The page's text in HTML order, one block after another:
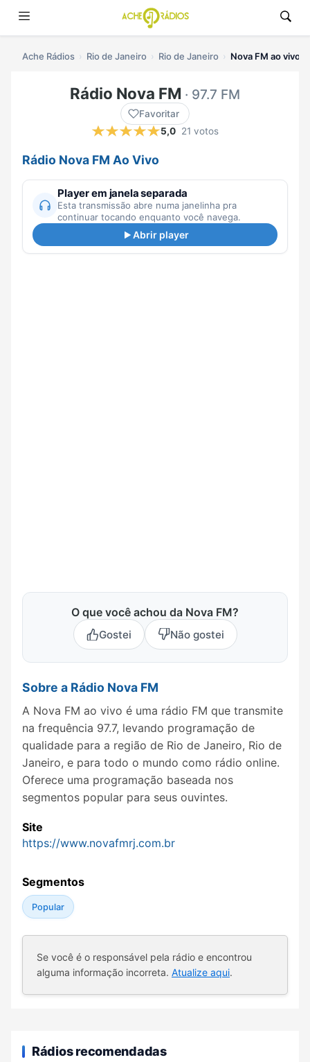
Ache Rádios Rio de Janeiro Rio de Janeiro Nova FM ao vivo
Rádio Nova FM · 97.7 FM
Favoritar
5,0 21 votos
Rádio Nova FM Ao Vivo
Player em janela separada
Esta transmissão abre numa janelinha pra
continuar tocando enquanto você navega.
Abrir player
O que você achou da Nova FM?
Gostei Não gostei
Sobre a Rádio Nova FM
A Nova FM ao vivo é uma rádio FM que transmite
na frequência 97.7, levando programação de
qualidade para a região de Rio de Janeiro, Rio de
Janeiro, e para todo o mundo como rádio online.
Oferece uma programação baseada nos
segmentos popular para seus ouvintes.
Site
https://www.novafmrj.com.br
Segmentos
Popular
Se você é o responsável pela rádio e encontrou
alguma informação incorreta. Atualize aqui.
Rádios recomendadas